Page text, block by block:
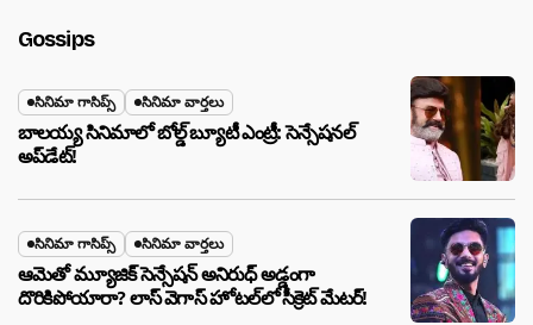
Gossips
సినిమా గాసిప్స్ సినిమా వార్తలు
బాలయ్య సినిమాలో బోల్డ్ బ్యూటీ ఎంట్రీ: సెన్సేషనల్
అప్‌డేట్!
సినిమా గాసిప్స్ సినిమా వార్తలు
ఆమెతో మ్యూజిక్ సెన్సేషన్ అనిరుధ్ అడ్డంగా
దొరికిపోయారా? లాస్ వెగాస్ హోటల్‌లో సీక్రెట్ మేటర్!